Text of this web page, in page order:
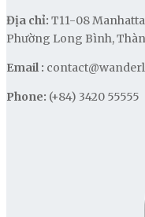
Địa chỉ: T11-08
Phường Long Bình,
Email :
Phone: (+84) 3420 55555